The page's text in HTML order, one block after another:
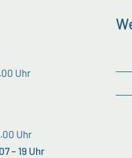
Uhr
Uhr
– 19 Uhr